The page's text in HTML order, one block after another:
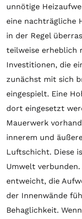
unnötige
eine nachträgliche
in der Regel
teilweise erheblich
Investitionen, die
zunächst mit sich
eingespielt. Eine
dort eingesetzt
Mauerwerk
innerem und
Luftschicht. Diese
Umwelt
entweicht, die
der Innenwände
Behaglichkeit.